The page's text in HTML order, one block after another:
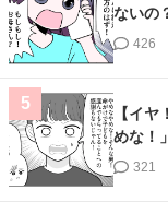
ないの
426
5
【イ
めな！
321